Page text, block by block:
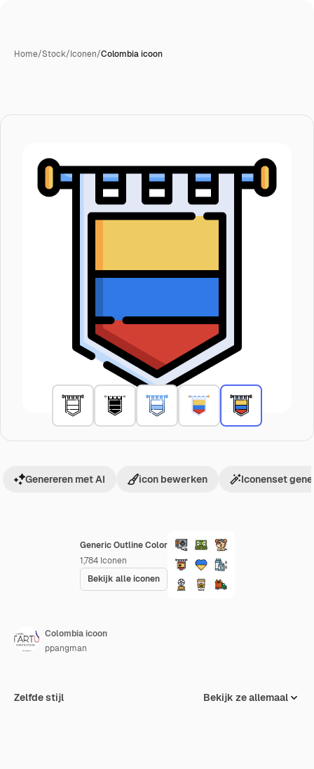
Home/Stock/Iconen/Colombia icoon
Generic Outline Color
1,784 Iconen
Bekijk alle iconen
Genereren met AI icon bewerken Iconenset
Colombia icoon
ppangman
Zelfde stijl Bekijk ze allemaal